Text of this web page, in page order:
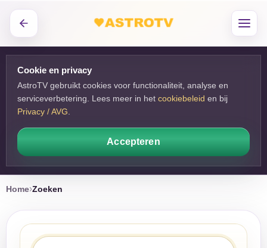
Cookie en privacy
AstroTV gebruikt cookies voor functionaliteit, analyse en
serviceverbetering. Lees meer in het cookiebeleid en bij
Privacy / AVG
Accepteren
Home Zoeken